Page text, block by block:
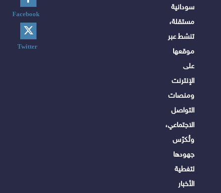
سودانية
مستقلة،
تنشط عبر
موقعها
على
الإنترنت
ومنصات
التواصل
الاجتماعي،
وتُكرّس
جهودها
لتغطية
الأخبار
Facebook
Twitter